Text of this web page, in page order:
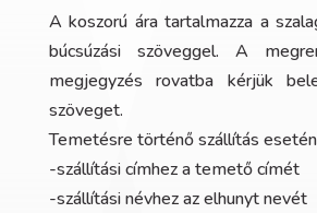
A koszorú ára tartalmazza a
búcsúzási szöveggel. A
megjegyzés rovatba kérjük
szöveget.
Temetésre történő szállítás
-szállítási címhez a temető címét
-szállítási névhez az elhunyt nevét